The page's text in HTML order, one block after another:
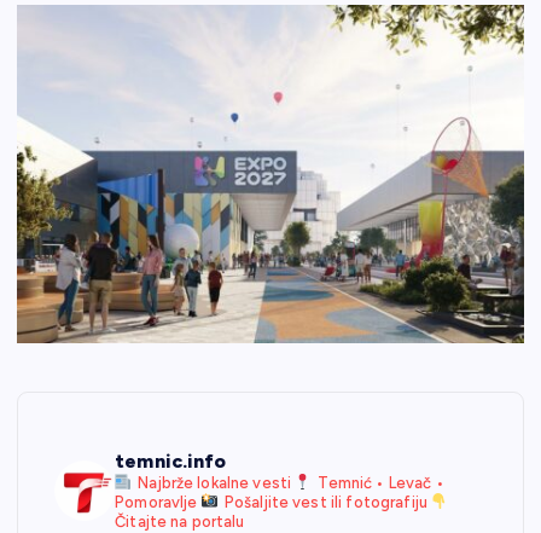
temnic.info
Najbrže lokalne vesti
Temnić • Levač •
Pomoravlje
Pošaljite vest ili fotografiju
Čitajte na portalu